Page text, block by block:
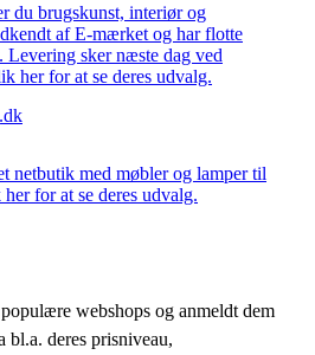
du brugskunst, interiør og
af E-mærket og har flotte
Levering sker næste dag ved
her for at se deres udvalg.
netbutik med møbler og lamper til
for at se deres udvalg.
webshops og anmeldt dem
bl.a. deres prisniveau,